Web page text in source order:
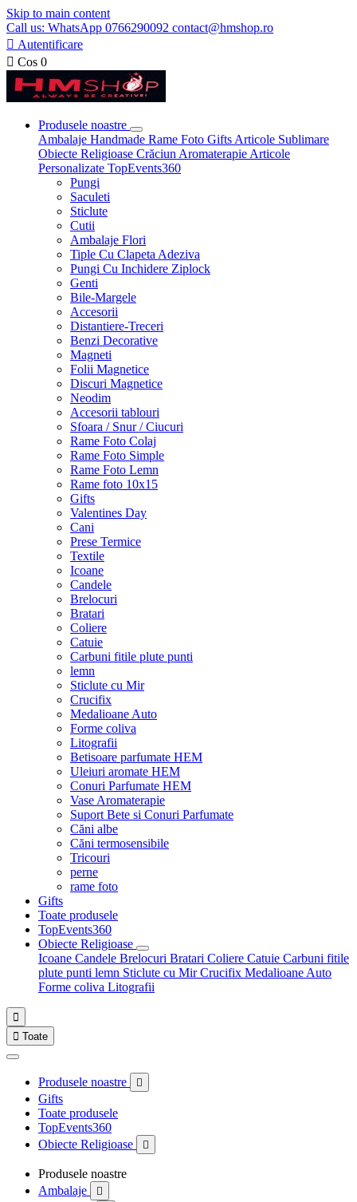
Skip to main content
Call us: WhatsApp 0766290092 contact@hmshop.ro
 Autentificare
 Cos 0
Produsele noastre
Ambalaje Handmade Rame Foto Gifts Articole Sublimare
Obiecte Religioase Crăciun Aromaterapie Articole
Personalizate TopEvents360
Pungi
Saculeti
Sticlute
Cutii
Ambalaje Flori
Tiple Cu Clapeta Adeziva
Pungi Cu Inchidere Ziplock
Genti
Bile-Margele
Accesorii
Distantiere-Treceri
Benzi Decorative
Magneti
Folii Magnetice
Discuri Magnetice
Neodim
Accesorii tablouri
Sfoara / Snur / Ciucuri
Rame Foto Colaj
Rame Foto Simple
Rame Foto Lemn
Rame foto 10x15
Gifts
Valentines Day
Cani
Prese Termice
Textile
Icoane
Candele
Brelocuri
Bratari
Coliere
Catuie
Carbuni fitile plute punti
lemn
Sticlute cu Mir
Crucifix
Medalioane Auto
Forme coliva
Litografii
Betisoare parfumate HEM
Uleiuri aromate HEM
Conuri Parfumate HEM
Vase Aromaterapie
Suport Bete si Conuri Parfumate
Căni albe
Căni termosensibile
Tricouri
perne
rame foto
Gifts
Toate produsele
TopEvents360
Obiecte Religioase
Icoane Candele Brelocuri Bratari Coliere Catuie Carbuni fitile
plute punti lemn Sticlute cu MirCrucifix Medalioane Auto
Forme coliva Litografii

 Toate
Produsele noastre 
Gifts
Toate produsele
TopEvents360
Obiecte Religioase

Produsele noastre
Ambalaje
